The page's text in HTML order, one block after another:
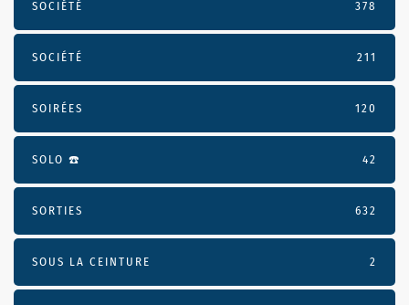
SOCIÉTÉ 378
SOCIÉTÉ 211
SOIRÉES 120
SOLO ☎️ 42
SORTIES 632
SOUS LA CEINTURE 2